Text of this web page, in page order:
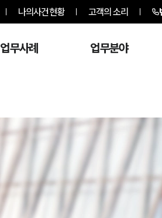
나의사건현황 고객의 소리
업무사례 업무분야